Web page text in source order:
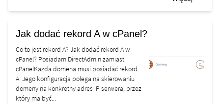
Jak dodać rekord A w cPanel?
Co to jest rekord A? Jak dodać rekord A w
cPanel? Posiadam DirectAdmin zamiast
cPanelKażda domena musi posiadać rekord
A. Jego konfiguracja polega na skierowaniu
domeny na konkretny adres IP serwera, przez
który ma być...